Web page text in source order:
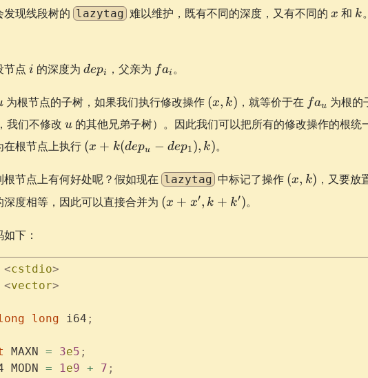
发现线段树的 lazytag 难以维护，既有不同的深度，又有不同的x
x 和 k
k
节点 i
i 的深度为 dep_i
depi ，父亲为 fa_i
fai 。
为根节点的子树，如果我们执行修改操作 (x,
k)
(x, k) ，就等价于在 fa_u
fau 为根的
我们不修改u
u 的其他兄弟子树）。因此我们可以把所有的修改操作的根统
在根节点上执行 (x +
k(dep_u
-
dep_1),
k)
(x + k(depu − dep1), k)。
根节点上有何好处呢？假如现在 lazytag 中标记了操作 (x,
k)
(x, k) ，又要放
深度相等，因此可以直接合并为 (x
+
+
(x + x′, k + k′)。
下：
<cstdio>
<vector>
long i64 ;
MAXN = 3e5 ;
= 1e9 + 7 ;